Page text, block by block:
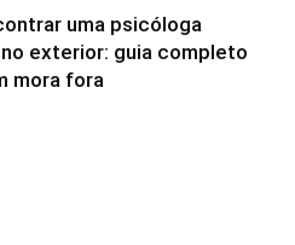
uma psicóloga
exterior: guia completo
mora fora